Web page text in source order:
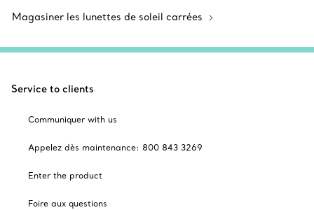
Magasiner les lunettes de soleil carrées
Service to clients
Communiquer with us
Appelez dès maintenance: 800 843 3269
Enter the product
Foire aux questions